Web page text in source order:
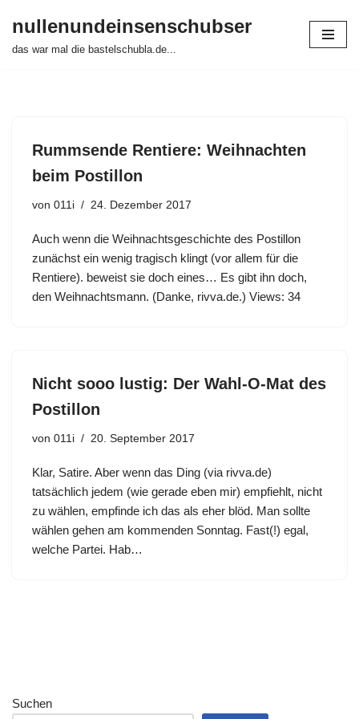
Zum
nullenundeinsenschubser
das war mal die bastelschubla.de...
Rummsende Rentiere: Weihnachten
beim Postillon
von 011i 24. Dezember 2017
Auch wenn die Weihnachtsgeschichte des Postillon
zunächst ein wenig tragisch klingt (vor allem für die
Rentiere). beweist sie doch eines… Es gibt ihn doch,
den Weihnachtsmann. (Danke, rivva.de.) Views: 34
Nicht sooo lustig: Der Wahl-O-Mat des
Postillon
von 011i 20. September 2017
Klar, Satire. Aber wenn das Ding (via rivva.de)
tatsächlich jedem (wie gerade eben mir) empfiehlt, nicht
zu wählen, empfinde ich das als eher blöd. Man sollte
wählen gehen am kommenden Sonntag. Fast(!) egal,
welche Partei. Hab…
Suchen